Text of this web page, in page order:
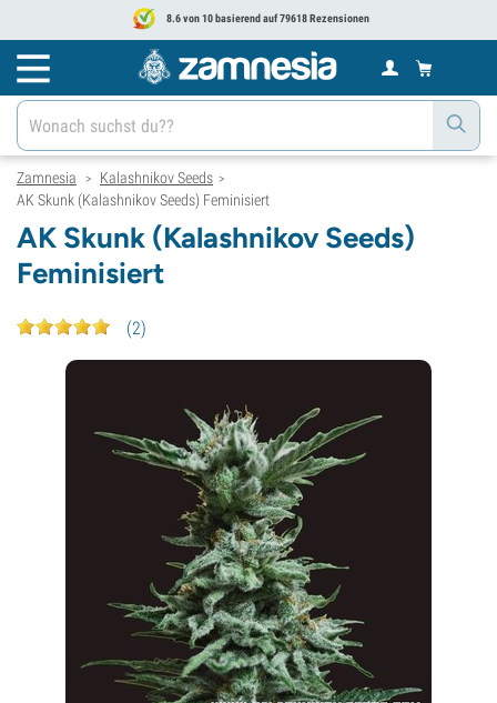
8.6 von 10 basierend auf 79618 Rezensionen
Zamnesia > Kalashnikov Seeds >
AK Skunk (Kalashnikov Seeds) Feminisiert
AK Skunk (Kalashnikov Seeds)
Feminisiert
(2)